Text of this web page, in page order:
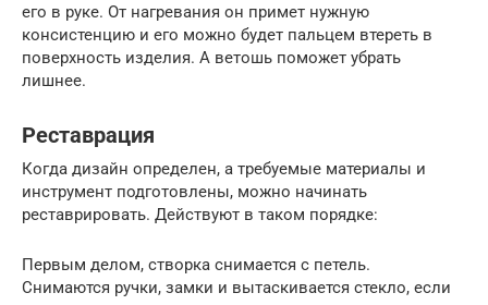
его в руке. От нагревания он примет нужную
консистенцию и его можно будет пальцем втереть в
поверхность изделия. А ветошь поможет убрать
лишнее.
Реставрация
Когда дизайн определен, а требуемые материалы и
инструмент подготовлены, можно начинать
реставрировать. Действуют в таком порядке:
Первым делом, створка снимается с петель.
Снимаются ручки, замки и вытаскивается стекло, если